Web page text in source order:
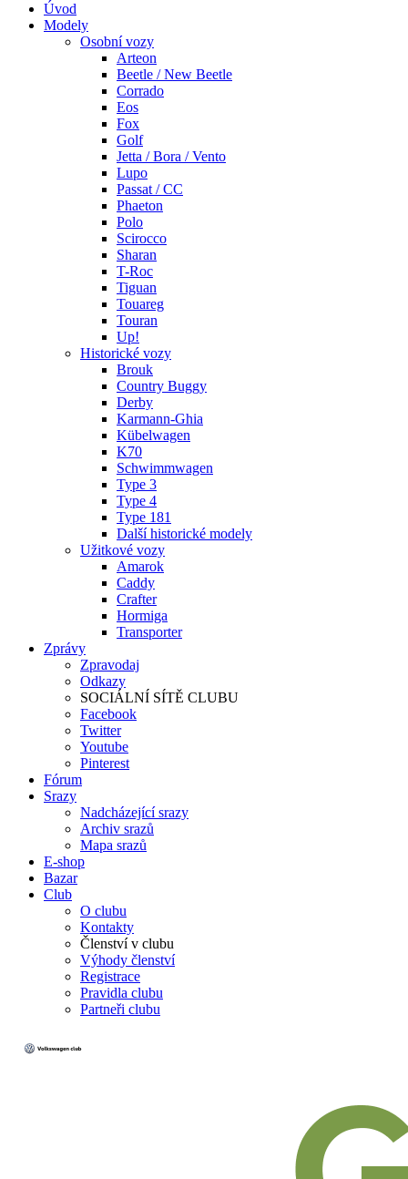
Úvod
Modely
Osobní vozy
Arteon
Beetle / New Beetle
Corrado
Eos
Fox
Golf
Jetta / Bora / Vento
Lupo
Passat / CC
Phaeton
Polo
Scirocco
Sharan
T-Roc
Tiguan
Touareg
Touran
Up!
Historické vozy
Brouk
Country Buggy
Derby
Karmann-Ghia
Kübelwagen
K70
Schwimmwagen
Type 3
Type 4
Type 181
Další historické modely
Užitkové vozy
Amarok
Caddy
Crafter
Hormiga
Transporter
Zprávy
Zpravodaj
Odkazy
SOCIÁLNÍ SÍTĚ CLUBU
Facebook
Twitter
Youtube
Pinterest
Fórum
Srazy
Nadcházející srazy
Archiv srazů
Mapa srazů
E-shop
Bazar
Club
O clubu
Kontakty
Členství v clubu
Výhody členství
Registrace
Pravidla clubu
Partneři clubu